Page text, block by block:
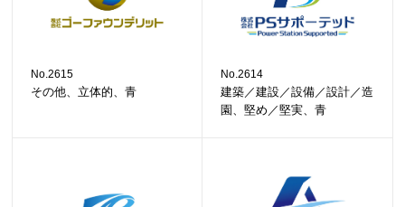
No.2615
その他、立体的、青
No.2614
建築／建設／設備／設計／造
園、堅め／堅実、青